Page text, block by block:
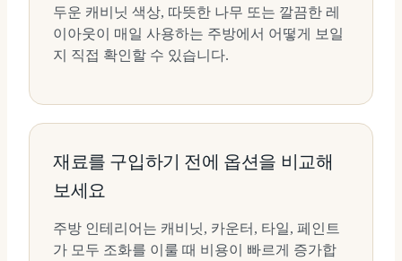
두운 캐비닛 색상, 따뜻한 나무 또는 깔끔한 레
이아웃이 매일 사용하는 주방에서 어떻게 보일
지 직접 확인할 수 있습니다.
재료를 구입하기 전에 옵션을 비교해
보세요
주방 인테리어는 캐비닛, 카운터, 타일, 페인트
가 모두 조화를 이룰 때 비용이 빠르게 증가합